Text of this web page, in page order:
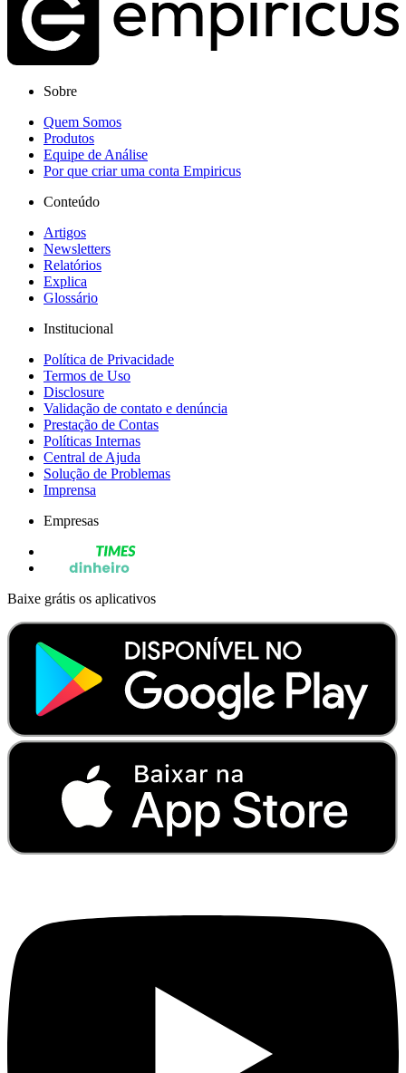
Sobre
Quem Somos
Produtos
Equipe de Análise
Por que criar uma conta Empiricus
Conteúdo
Artigos
Newsletters
Relatórios
Explica
Glossário
Institucional
Política de Privacidade
Termos de Uso
Disclosure
Validação de contato e denúncia
Prestação de Contas
Políticas Internas
Central de Ajuda
Solução de Problemas
Imprensa
Empresas
Baixe grátis os aplicativos